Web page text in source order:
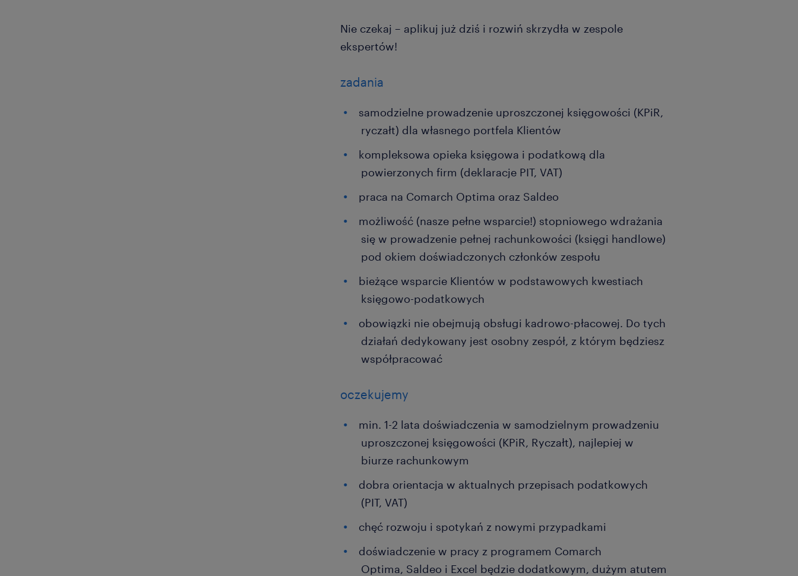
Nie czekaj – aplikuj już dziś i rozwiń skrzydła w zespole
ekspertów!
zadania
samodzielne prowadzenie uproszczonej księgowości (KPiR,
ryczałt) dla własnego portfela Klientów
kompleksowa opieka księgowa i podatkową dla
powierzonych firm (deklaracje PIT, VAT)
praca na Comarch Optima oraz Saldeo
możliwość (nasze pełne wsparcie!) stopniowego wdrażania
się w prowadzenie pełnej rachunkowości (księgi handlowe)
pod okiem doświadczonych członków zespołu
bieżące wsparcie Klientów w podstawowych kwestiach
księgowo-podatkowych
obowiązki nie obejmują obsługi kadrowo-płacowej. Do tych
działań dedykowany jest osobny zespół, z którym będziesz
współpracować
oczekujemy
min. 1-2 lata doświadczenia w samodzielnym prowadzeniu
uproszczonej księgowości (KPiR, Ryczałt), najlepiej w
biurze rachunkowym
dobra orientacja w aktualnych przepisach podatkowych
(PIT, VAT)
chęć rozwoju i spotykań z nowymi przypadkami
doświadczenie w pracy z programem Comarch
Optima, Saldeo i Excel będzie dodatkowym, dużym atutem